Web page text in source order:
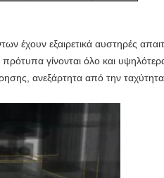
έχουν εξαιρετικά αυστηρές
γίνονται όλο και
ανεξάρτητα από την ταχύτητα